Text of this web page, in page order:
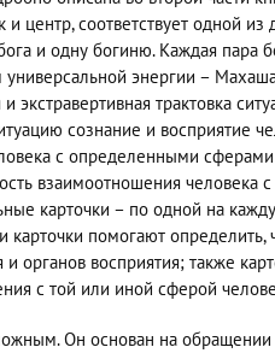
и центр, соответствует одной
и одну богиню. Каждая пара
энергии –
экстравертивная трактовка
сознание и восприятие
с определенными сферами
взаимоотношения
карточки – по одной на
карточки помогают
органов восприятия; также
с той или иной сферой
Он основан на